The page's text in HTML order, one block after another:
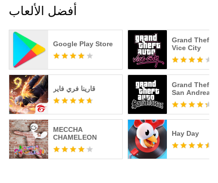
أفضل الألعاب
Google Play Store
قارينا فري فاير
MECCHA
CHAMELEON
Grand Theft
Vice City
Grand Theft
San Andreas
Hay Day